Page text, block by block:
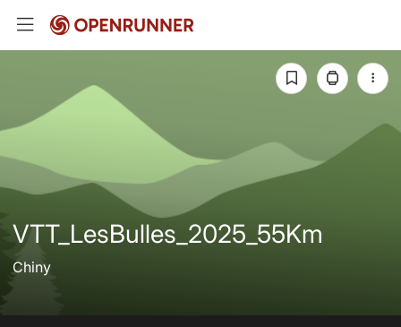
VTT_LesBulles_2025_55Km
Chiny